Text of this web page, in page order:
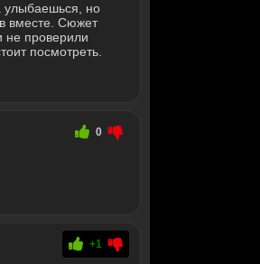
улыбаешься, но
вместе. Сюжет
не проверили
посмотреть.
0
+1